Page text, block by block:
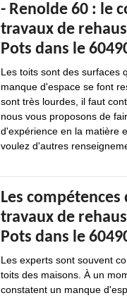
- Renolde 60 : le
travaux de
Pots dans le
Les toits sont des surfaces
manque d'espace se font
sont très lourdes, il faut
nous vous proposons de
d'expérience en la matière
voulez d'autres
Les
travaux de
Pots dans le
Les experts sont souvent
toits des maisons. À un
constatent un manque